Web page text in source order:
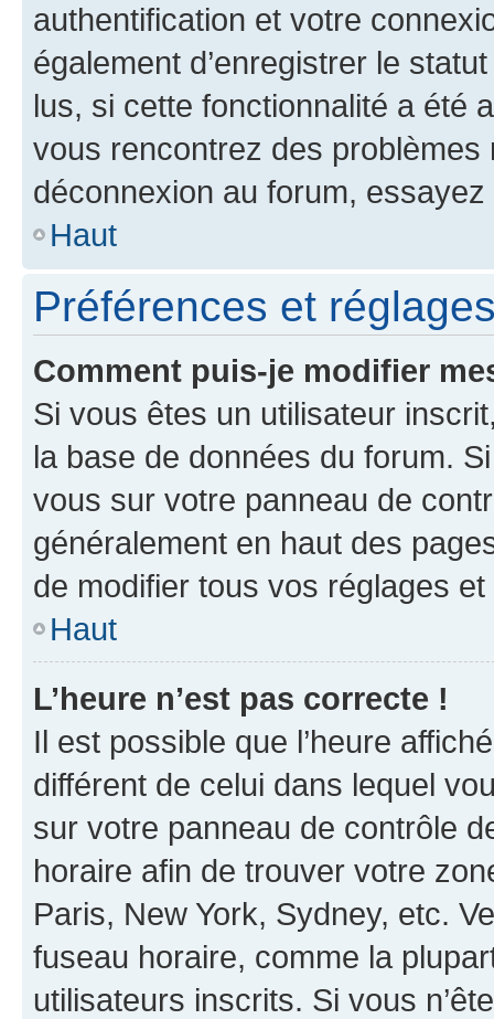
authentification et votre
également d’enregistrer le
lus, si cette fonctionnalité a été
vous rencontrez des
déconnexion au forum,
Haut
Préférences et
Comment puis-je modifier
Si vous êtes un utilisateur
la base de données du forum.
vous sur votre panneau de
généralement en haut des
de modifier tous vos réglages
Haut
L’heure n’est pas correcte !
Il est possible que l’heure
différent de celui dans lequel
sur votre panneau de contrôle
horaire afin de trouver votre
Paris, New York, Sydney, etc.
fuseau horaire, comme la
utilisateurs inscrits. Si vous